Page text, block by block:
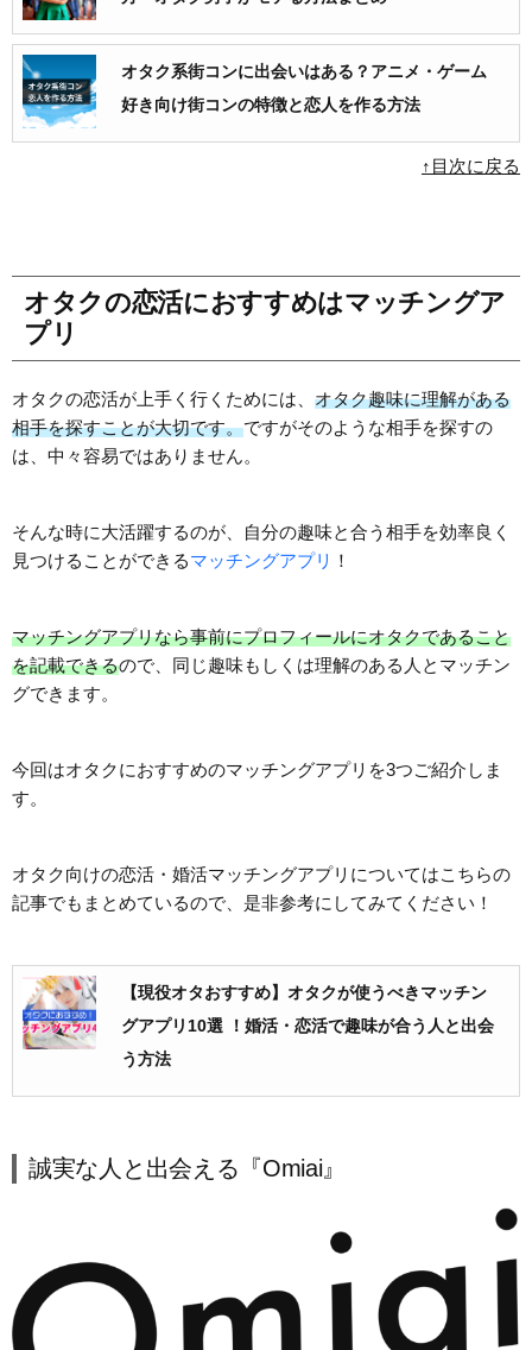
オタク系街コンに出会いはある？アニメ・ゲーム
好き向け街コンの特徴と恋人を作る方法
↑目次に戻る
オタクの恋活におすすめはマッチングア
プリ
オタクの恋活が上手く行くためには、 オタク趣味に理解がある
相手を探すことが大切です。ですがそのような相手を探すの
は、中々容易ではありません。
そんな時に大活躍するのが、自分の趣味と合う相手を効率良く
見つけることができるマッチングアプリ ！
マッチングアプリなら事前にプロフィールにオタクであること
を記載できるので、同じ趣味もしくは理解のある人とマッチン
グできます。
今回はオタクにおすすめのマッチングアプリを3つご紹介しま
す。
オタク向けの恋活・婚活マッチングアプリについてはこちらの
記事でもまとめているので、是非参考にしてみてください！
【現役オタおすすめ】オタクが使うべきマッチン
グアプリ10選 ！婚活・恋活で趣味が合う人と出会
う方法
誠実な人と出会える『Omiai』